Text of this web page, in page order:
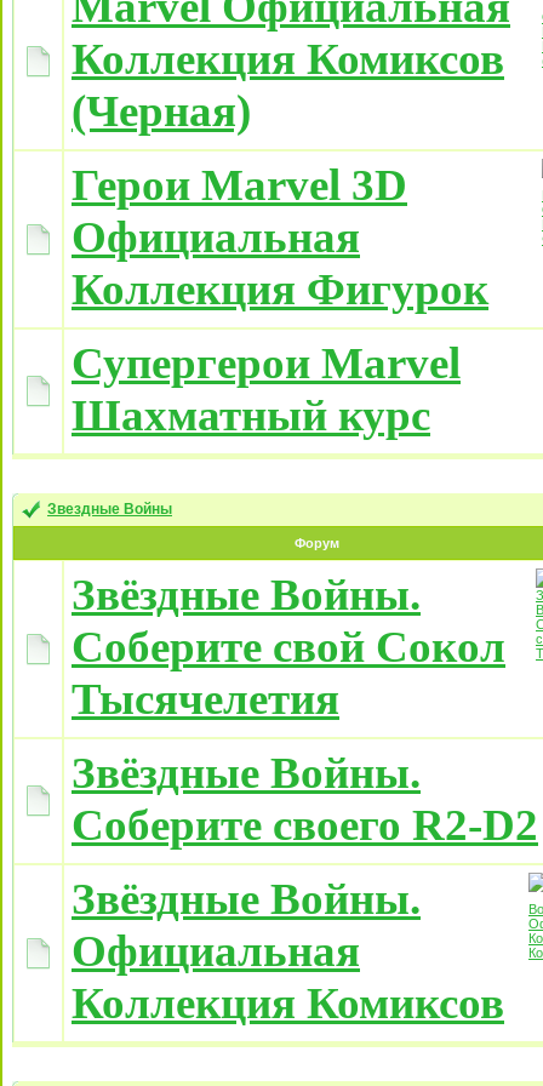
Коллекция Комиксов
(Черная)
Герои Marvel 3D
Официальная
Коллекция Фигурок
Супергерои Marvel
Шахматный курс
Звездные Войны
Форум
Звёздные Войны.
Соберите свой Сокол
Тысячелетия
Звёздные Войны.
Соберите своего R2-D2
Звёздные Войны.
Официальная
Коллекция Комиксов